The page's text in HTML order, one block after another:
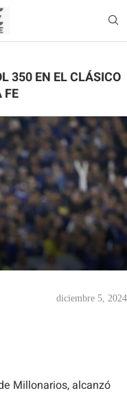
350 EN EL CLÁSICO
FE
diciembre 5, 2024
Millonarios, alcanzó